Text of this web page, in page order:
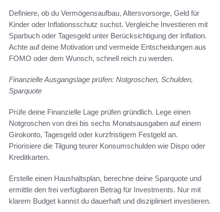
Definiere, ob du Vermögensaufbau, Altersvorsorge, Geld für
Kinder oder Inflationsschutz suchst. Vergleiche Investieren mit
Sparbuch oder Tagesgeld unter Berücksichtigung der Inflation.
Achte auf deine Motivation und vermeide Entscheidungen aus
FOMO oder dem Wunsch, schnell reich zu werden.
Finanzielle Ausgangslage prüfen: Notgroschen, Schulden,
Sparquote
Prüfe deine Finanzielle Lage prüfen gründlich. Lege einen
Notgroschen von drei bis sechs Monatsausgaben auf einem
Girokonto, Tagesgeld oder kurzfristigem Festgeld an.
Priorisiere die Tilgung teurer Konsumschulden wie Dispo oder
Kreditkarten.
Erstelle einen Haushaltsplan, berechne deine Sparquote und
ermittle den frei verfügbaren Betrag für Investments. Nur mit
klarem Budget kannst du dauerhaft und diszipliniert investieren.